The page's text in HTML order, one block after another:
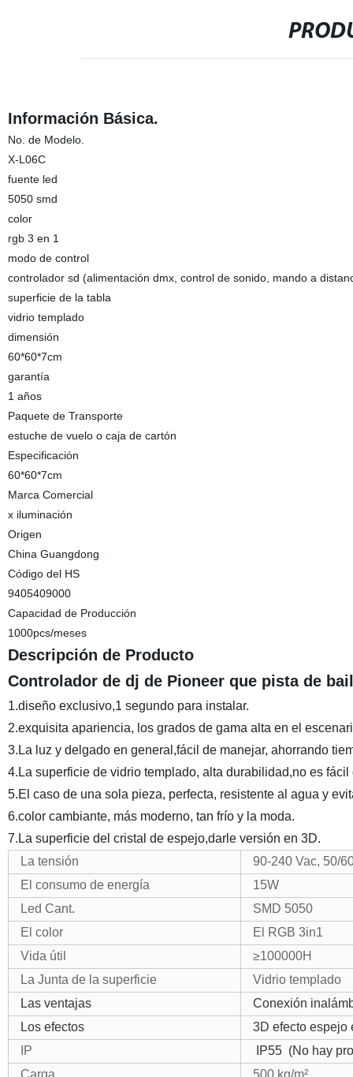
Información Básica.
No. de Modelo.
X-L06C
fuente led
5050 smd
color
rgb 3 en 1
modo de control
controlador sd (alimentación dmx, control de sonido, mando a
superficie de la tabla
vidrio templado
dimensión
60*60*7cm
garantía
1 años
Paquete de Transporte
estuche de vuelo o caja de cartón
Especificación
60*60*7cm
Marca Comercial
x iluminación
Origen
China Guangdong
Código del HS
9405409000
Capacidad de Producción
1000pcs/meses
Descripción de Producto
Controlador de dj de Pioneer que pista de
1.diseño exclusivo,1 segundo para instalar.
2.exquisita apariencia, los grados de gama alta en el
3.La luz y delgado en general,fácil de manejar, ahorrando
4.La superficie de vidrio templado, alta durabilidad,no es
5.El caso de una sola pieza, perfecta, resistente al agua y
6.color cambiante, más moderno, tan frío y la moda.
7.La superficie del cristal de espejo,darle versión en 3D.
La tensión
90-240 Vac, 50/
El consumo de energía
15W
Led Cant.
SMD 5050
El color
El RGB 3in1
Vida útil
≥100000H
La Junta de la superficie
Vidrio templado
Las ventajas
Conexión
Los efectos
3D efecto espejo
IP
IP55 (No hay
Carga
500 kg/m²